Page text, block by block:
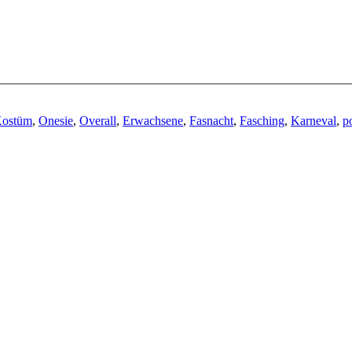
, Onesie, Overall, Erwachsene, Fasnacht, Fasching, Karneval,